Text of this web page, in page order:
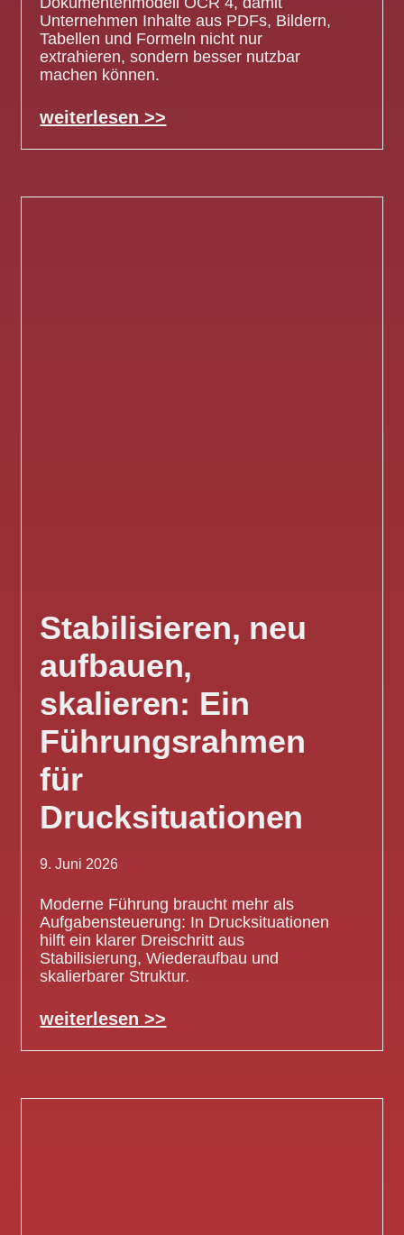
Unternehmen Inhalte aus PDFs, Bildern,
Tabellen und Formeln nicht nur
extrahieren, sondern besser nutzbar
machen können.
weiterlesen >>
Stabilisieren, neu
aufbauen,
skalieren: Ein
Führungsrahmen
für
Drucksituationen
9. Juni 2026
Moderne Führung braucht mehr als
Aufgabensteuerung: In Drucksituationen
hilft ein klarer Dreischritt aus
Stabilisierung, Wiederaufbau und
skalierbarer Struktur.
weiterlesen >>